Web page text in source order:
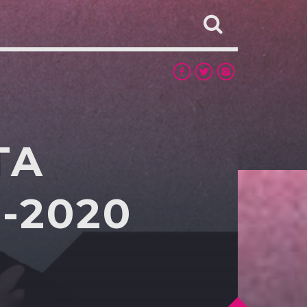
2020